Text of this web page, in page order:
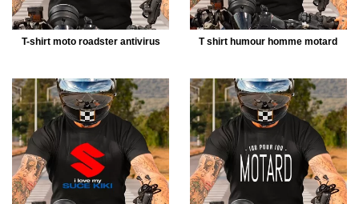
T-shirt moto roadster antivirus T shirt humour homme motard